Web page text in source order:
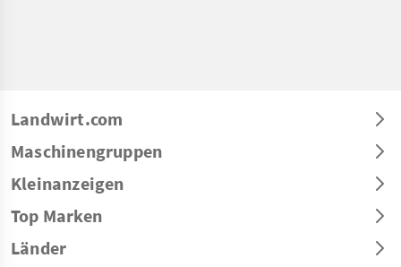
Landwirt.com
Maschinengruppen
Kleinanzeigen
Top Marken
Länder